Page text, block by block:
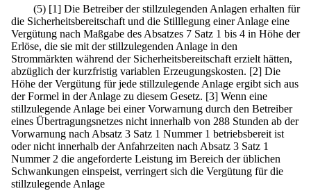
(5) [1] Die Betreiber der stillzulegenden Anlagen erhalten für
die Sicherheitsbereitschaft und die Stilllegung einer Anlage eine
Vergütung nach Maßgabe des Absatzes 7 Satz 1 bis 4 in Höhe der
Erlöse, die sie mit der stillzulegenden Anlage in den
Strommärkten während der Sicherheitsbereitschaft erzielt hätten,
abzüglich der kurzfristig variablen Erzeugungskosten. [2] Die
Höhe der Vergütung für jede stillzulegende Anlage ergibt sich aus
der Formel in der Anlage zu diesem Gesetz. [3] Wenn eine
stillzulegende Anlage bei einer Vorwarnung durch den Betreiber
eines Übertragungsnetzes nicht innerhalb von 288 Stunden ab der
Vorwarnung nach Absatz 3 Satz 1 Nummer 1 betriebsbereit ist
oder nicht innerhalb der Anfahrzeiten nach Absatz 3 Satz 1
Nummer 2 die angeforderte Leistung im Bereich der üblichen
Schwankungen einspeist, verringert sich die Vergütung für die
stillzulegende Anlage